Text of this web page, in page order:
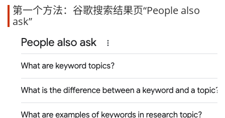
第一个方法：谷歌搜索结果页“People also
ask”